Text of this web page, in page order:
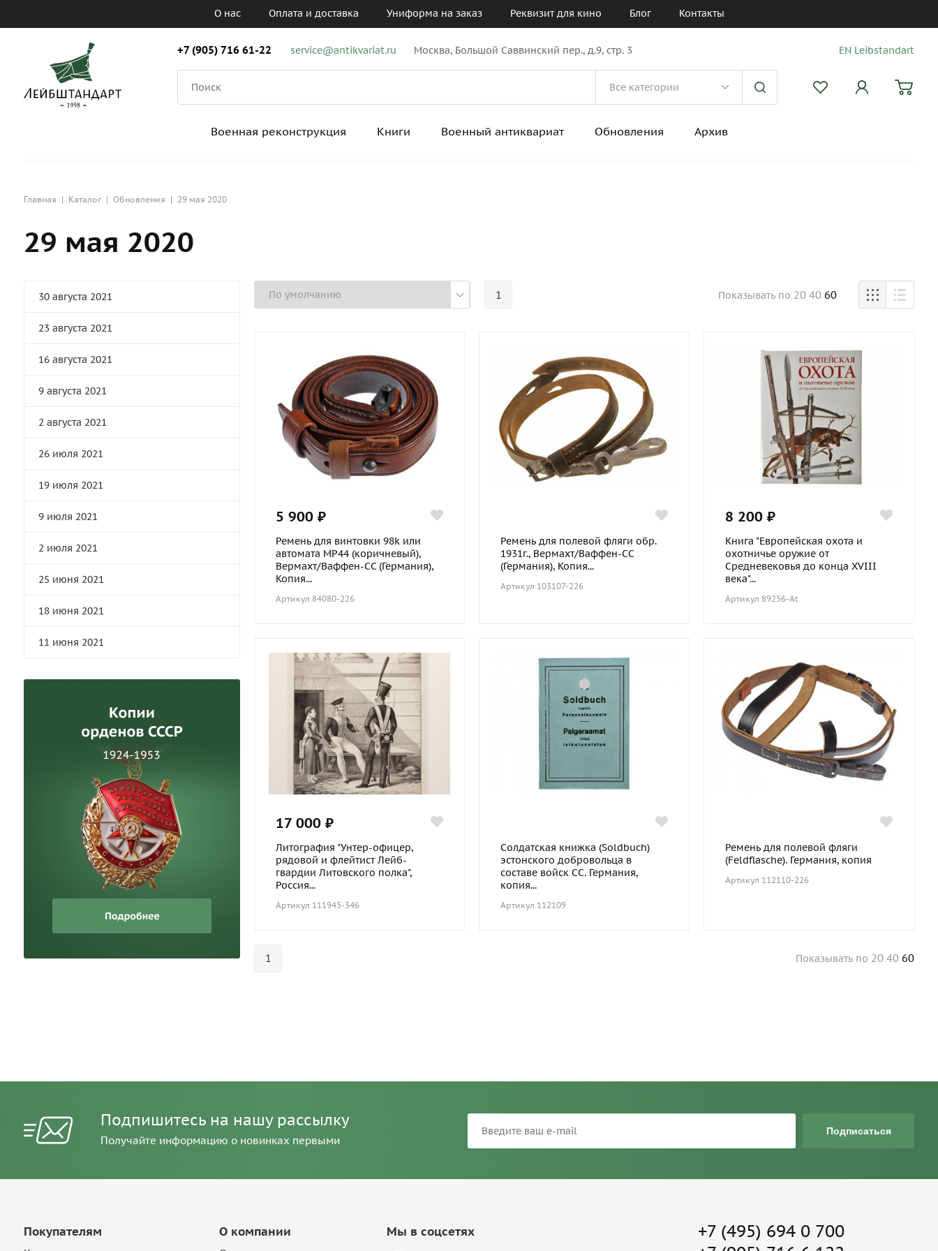
О нас Оплата и доставка Униформа на заказ Реквизит для кино Блог Контакты
+7 (905) 716 61-22 service@antikvariat.ru Москва, Большой Саввинский пер., д.9, стр. 3 EN Leibstandart
Военная реконструкция Книги Военный антиквариат Обновления Архив
Главная | Каталог | Обновления | 29 мая 2020
29 мая 2020
30 августа 2021
23 августа 2021
16 августа 2021
9 августа 2021
2 августа 2021
26 июля 2021
19 июля 2021
9 июля 2021
2 июля 2021
25 июня 2021
18 июня 2021
11 июня 2021
1 Показывать по 20 40 60
5 900 ₽
Ремень для винтовки 98k или
автомата MP44 (коричневый),
Вермахт/Ваффен-СС (Германия),
Копия...
Артикул 84080-226
Ремень для полевой фляги обр.
1931г., Вермахт/Ваффен-СС
(Германия), Копия...
Артикул 103107-226
8 200 ₽
Книга "Европейская охота и
охотничье оружие от
Средневековья до конца XVIII
века"...
Артикул 89256-At
17 000 ₽
Литография "Унтер-офицер,
рядовой и флейтист Лейб-
гвардии Литовского полка",
Россия...
Артикул 111945-346
Солдатская книжка (Soldbuch)
эстонского добровольца в
составе войск СС. Германия,
копия...
Артикул 112109
Ремень для полевой фляги
(Feldflasche). Германия, копия
Артикул 112110-226
1 Показывать по 20 40 60
Подпишитесь на нашу рассылку
Получайте информацию о новинках первыми
Подписаться
Покупателям О компании Мы в соцсетях
+7 (495) 694 0 700